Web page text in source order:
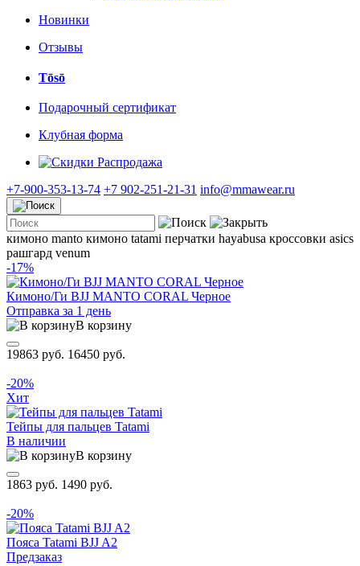
Новинки
Отзывы
Tōsō
Подарочный сертификат
Клубная форма
Распродажа
+7-900-353-13-74 +7 902-251-21-31 info@mmawear.ru
кимоно manto кимоно tatami перчатки hayabusa кроссовки asics
рашгард venum
-17%
Кимоно/Ги BJJ MANTO CORAL Черное
Отправка за 1 день
В корзину
19863 руб. 16450 руб.
-20%
Хит
Тейпы для пальцев Tatami
В наличии
В корзину
1863 руб. 1490 руб.
-20%
Пояса Tatami BJJ A2
Предзаказ